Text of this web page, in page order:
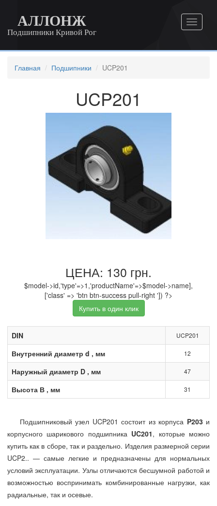
АЛЛОНЖ
Подшипники Кривой Рог
Главная Подшипники UCP201
UCP201
ЦЕНА: 130 грн.
$model->id,'type'=>1,'productName'=>$model->name],
['class' => 'btn btn-success pull-right ']) ?>
Купить в один клик
DIN UCP201
Внутренний диаметр d , мм 12
Наружный диаметр D , мм 47
Высота В , мм 31
Подшипниковый узел UCP201 состоит из корпуса P203 и
корпусного шарикового подшипника UC201, которые можно
купить как в сборе, так и раздельно. Изделия размерной серии
UCP2.. — самые легкие и предназначены для нормальных
условий эксплуатации. Узлы отличаются бесшумной работой и
возможностью воспринимать комбинированные нагрузки, как
радиальные, так и осевые.